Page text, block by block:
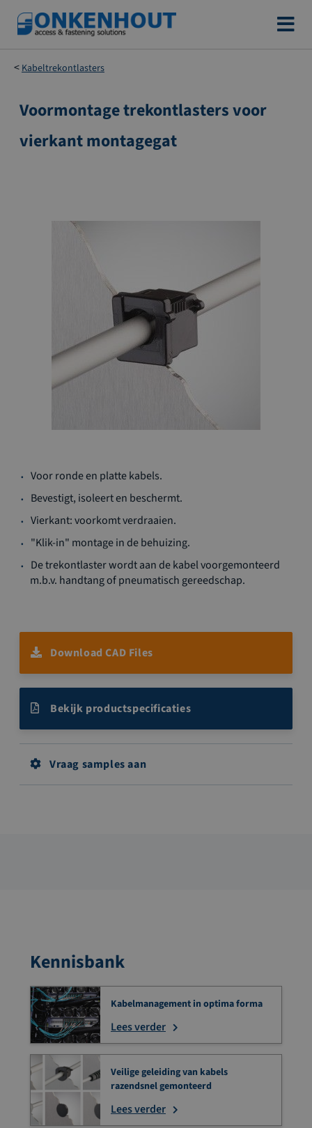
Ga
naar
de
inhoud
Kabeltrekontlasters
Ga
het
Voormontage trekontlasters voor
vierkant montagegat
naar
het
van
de
afbeeldingen-
gallerij
Voor ronde en platte kabels.
Bevestigt, isoleert en beschermt.
Vierkant: voorkomt verdraaien.
"Klik-in" montage in de behuizing.
De trekontlaster wordt aan de kabel voorgemonteerd
m.b.v. handtang of pneumatisch gereedschap.
Download CAD Files
Bekijk productspecificaties
Vraag samples aan
Kennisbank
Kabelmanagement in optima forma
Lees verder
Veilige geleiding van kabels
razendsnel gemonteerd
Lees verder